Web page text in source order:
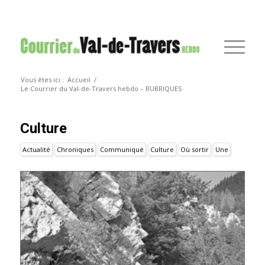
Vous êtes ici : Accueil /
Le Courrier du Val-de-Travers hebdo – RUBRIQUES
Culture
Actualité Chroniques Communiqué Culture Où sortir Une